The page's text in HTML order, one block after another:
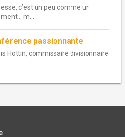
c’est un peu comme un
m...
passionnante
Hottin, commissaire divisionnaire